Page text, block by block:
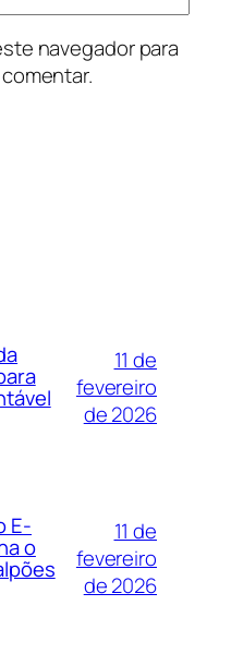
navegador para
11 de
fevereiro
de 2026
E-
o
11 de
fevereiro
de 2026